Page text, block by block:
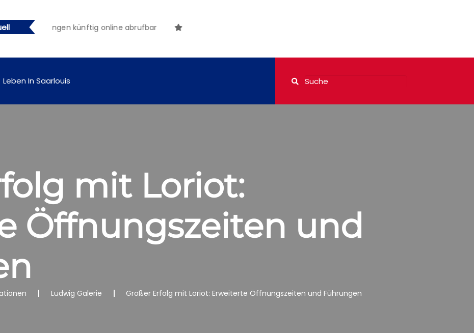
künftig online abrufbar
Leben In Saarlouis
mit Loriot:
Öffnungszeiten und
Ludwig Galerie Großer Erfolg mit Loriot: Erweiterte Öffnungszeiten und Führungen